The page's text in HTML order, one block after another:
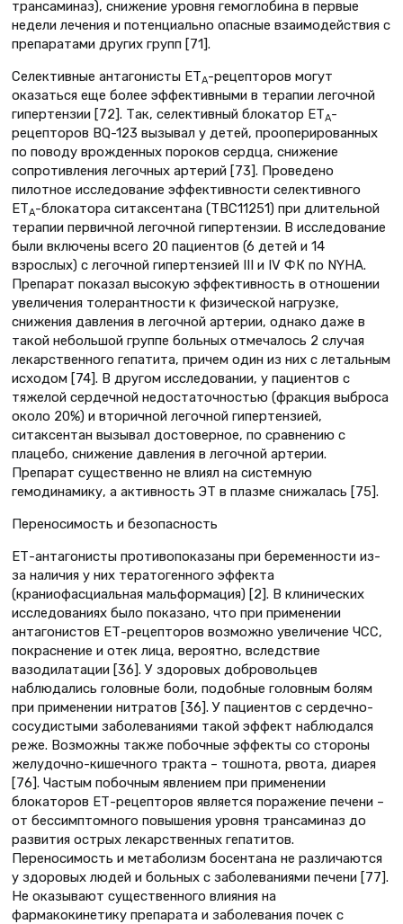
трансаминаз), снижение уровня гемоглобина в первые
недели лечения и потенциально опасные взаимодействия с
препаратами других групп [71].
Селективные антагонисты ЕТА-рецепторов могут
оказаться еще более эффективными в терапии легочной
гипертензии [72]. Так, селективный блокатор ЕТА-
рецепторов BQ-123 вызывал у детей, прооперированных
по поводу врожденных пороков сердца, снижение
сопротивления легочных артерий [73]. Проведено
пилотное исследование эффективности селективного
ЕТА-блокатора ситаксентана (ТВС11251) при длительной
терапии первичной легочной гипертензии. В исследование
были включены всего 20 пациентов (6 детей и 14
взрослых) с легочной гипертензией III и IV ФК по NYHA.
Препарат показал высокую эффективность в отношении
увеличения толерантности к физической нагрузке,
снижения давления в легочной артерии, однако даже в
такой небольшой группе больных отмечалось 2 случая
лекарственного гепатита, причем один из них с летальным
исходом [74]. В другом исследовании, у пациентов с
тяжелой сердечной недостаточностью (фракция выброса
около 20%) и вторичной легочной гипертензией,
ситаксентан вызывал достоверное, по сравнению с
плацебо, снижение давления в легочной артерии.
Препарат существенно не влиял на системную
гемодинамику, а активность ЭТ в плазме снижалась [75].
Переносимость и безопасность
ЕТ-антагонисты противопоказаны при беременности из-
за наличия у них тератогенного эффекта
(краниофасциальная мальформация) [2]. В клинических
исследованиях было показано, что при применении
антагонистов ЕТ-рецепторов возможно увеличение ЧСС,
покраснение и отек лица, вероятно, вследствие
вазодилатации [36]. У здоровых добровольцев
наблюдались головные боли, подобные головным болям
при применении нитратов [36]. У пациентов с сердечно-
сосудистыми заболеваниями такой эффект наблюдался
реже. Возможны также побочные эффекты со стороны
желудочно-кишечного тракта – тошнота, рвота, диарея
[76]. Частым побочным явлением при применении
блокаторов ЕТ-рецепторов является поражение печени –
от бессимптомного повышения уровня трансаминаз до
развития острых лекарственных гепатитов.
Переносимость и метаболизм босентана не различаются
у здоровых людей и больных с заболеваниями печени [77].
Не оказывают существенного влияния на
фармакокинетику препарата и заболевания почек с